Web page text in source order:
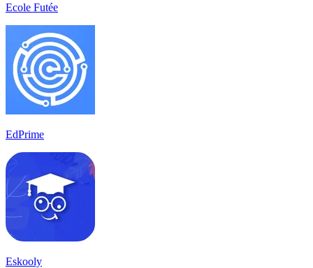
Ecole Futée
EdPrime
Eskooly